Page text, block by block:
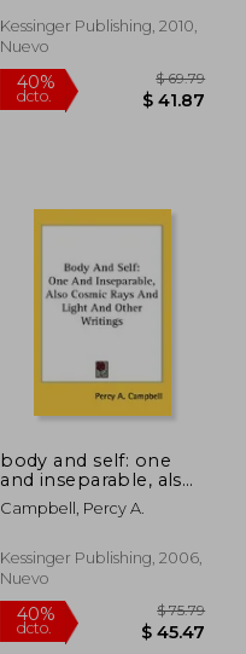
40%
Kessinger Publishing, 2010,
Nuevo
body and self: one
and inseparable, also
cosmic rays and light
and other writings
Campbell, Percy A.
Kessinger Publishing, 2006,
Nuevo